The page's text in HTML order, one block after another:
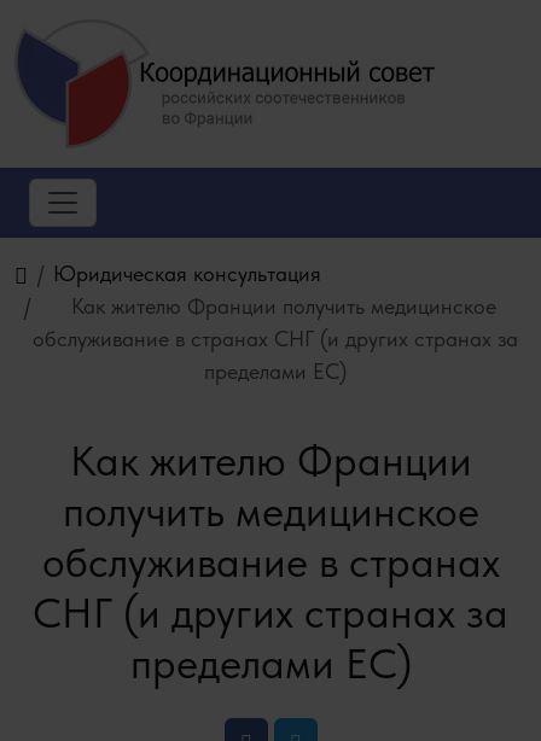
Юридическая консультация
Как жителю Франции получить медицинское
обслуживание в странах СНГ (и других странах за
пределами ЕС)
Как жителю Франции
получить медицинское
обслуживание в странах
СНГ (и других странах за
пределами ЕС)